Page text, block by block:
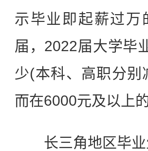
示毕业即起薪过万
届，2022届大学毕
少(本科、高职分
而在6000元及以上
长三角地区毕业